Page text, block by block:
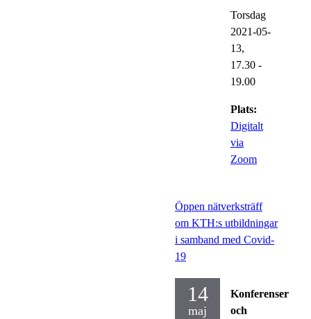
Torsdag
2021-05-
13,
17.30 -
19.00
Plats:
Digitalt
via
Zoom
Öppen nätverksträff
om KTH:s utbildningar
i samband med Covid-
19
14
maj
Konferenser
och